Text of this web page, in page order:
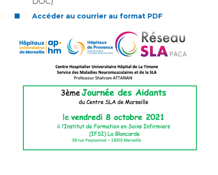
Handi 13
Pôle Médecine Physique et Réadaptation
Accueil sourds et malentendants
Charte Romain Jacob
Mouvement Parcours Handicap 13
Activité physique
Plateforme des internes
Professionnels de santé
Adresser un patient
Adresser un examen au Laboratoire de Biologie
Radiologie / Imagerie
Accéder au courrier au format PDF